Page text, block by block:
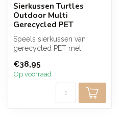
Sierkussen Turtles
Outdoor Multi
Gerecycled PET
Speels sierkussen van
gerecycled PET met
geelgroene ti...
€38,95
Op voorraad